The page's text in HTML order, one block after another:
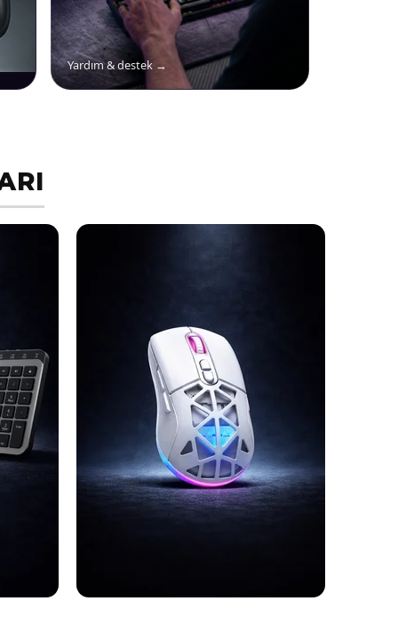
Yardım & destek →